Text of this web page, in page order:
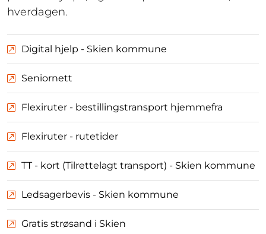
hverdagen.
Digital hjelp - Skien kommune
Seniornett
Flexiruter - bestillingstransport hjemmefra
Flexiruter - rutetider
TT - kort (Tilrettelagt transport) - Skien kommune
Ledsagerbevis - Skien kommune
Gratis strøsand i Skien